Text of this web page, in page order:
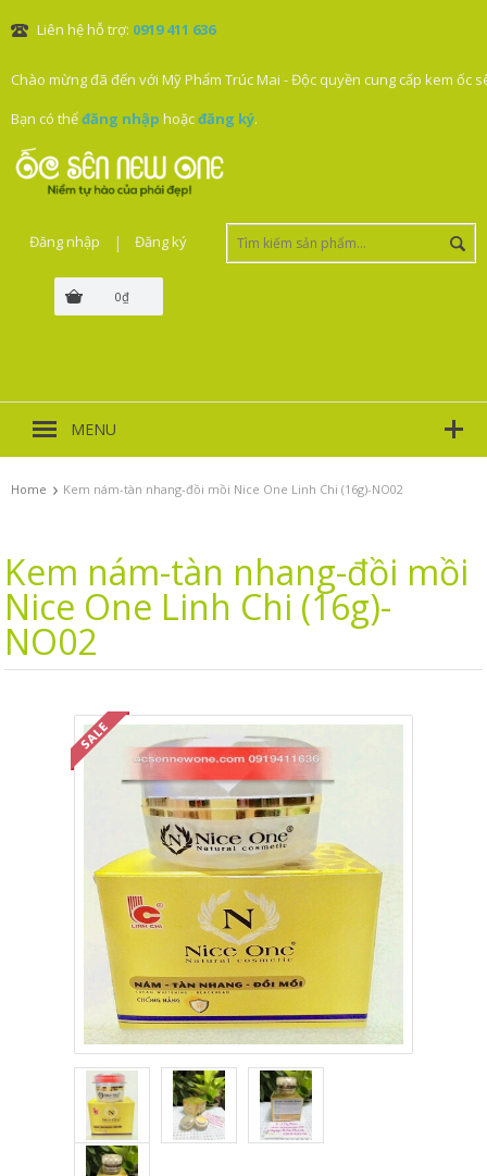
Liên hệ hỗ trợ: 0919 411 636
Chào mừng đã đến với Mỹ Phẩm Trúc Mai - Độc quyền cung cấp kem ốc
Bạn có thểđăng nhập hoặcđăng ký.
0₫
Đăng nhập | Đăng ký
MENU
Home › Kem nám-tàn nhang-đồi mồi Nice One Linh Chi (16g)-NO02
Kem nám-tàn nhang-đồi mồi
Nice One Linh Chi (16g)-
NO02